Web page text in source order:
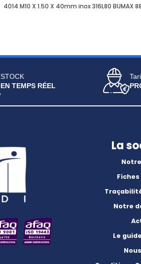
4014 M10 X 1.50 X 40mm inox 316L80 BUMAX
STOCK
EN TEMPS RÉEL
La
Notre
Le